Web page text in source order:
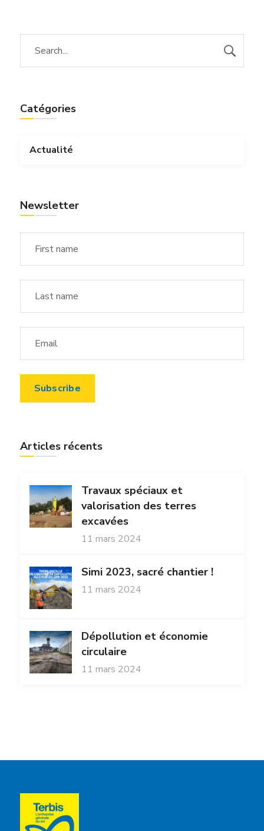
Catégories
Actualité
Newsletter
Articles récents
Travaux spéciaux et
valorisation des terres
excavées
11 mars 2024
Simi 2023, sacré chantier !
11 mars 2024
Dépollution et économie
circulaire
11 mars 2024